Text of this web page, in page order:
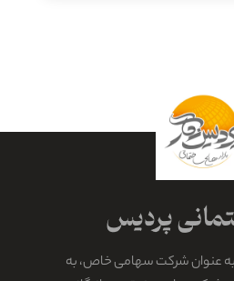
عنوان شرکت سهامی خاص، به